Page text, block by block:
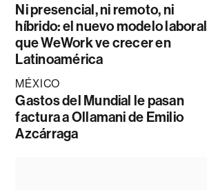
Ni presencial, ni remoto, ni
híbrido: el nuevo modelo laboral
que WeWork ve crecer en
Latinoamérica
MÉXICO
Gastos del Mundial le pasan
factura a Ollamani de Emilio
Azcárraga